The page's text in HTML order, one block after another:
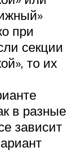
при
секции
то их
в разные
зависит